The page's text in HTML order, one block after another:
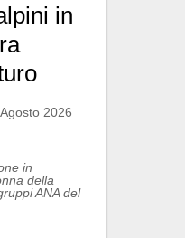
in
2026
in
della
ANA del